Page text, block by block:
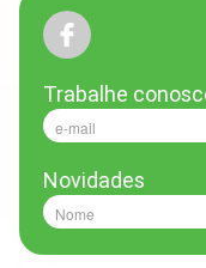
Trabalhe
Novidades